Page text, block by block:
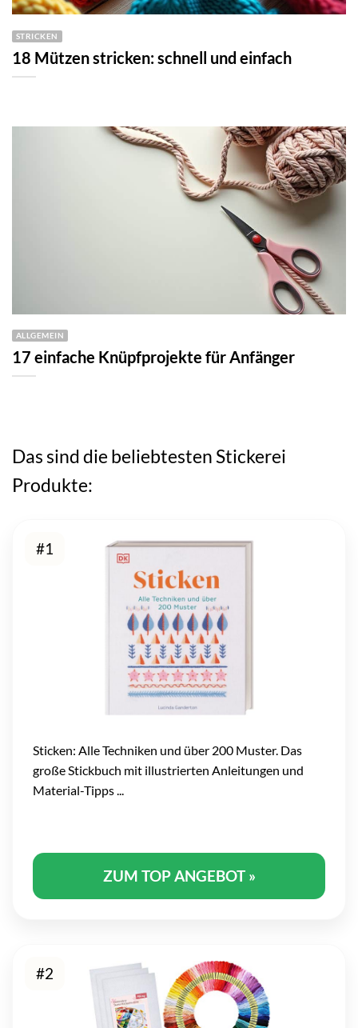
STRICKEN
18 Mützen stricken: schnell und einfach
ALLGEMEIN
17 einfache Knüpfprojekte für Anfänger
Das sind die beliebtesten Stickerei
Produkte:
#1
Sticken: Alle Techniken und über 200 Muster. Das
große Stickbuch mit illustrierten Anleitungen und
Material-Tipps ...
ZUM TOP ANGEBOT »
#2